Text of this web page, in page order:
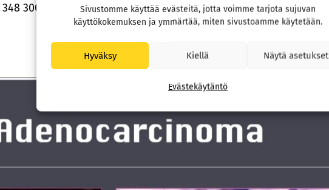
Sivustomme käyttää evästeitä, jotta voimme tarjota sujuvan
käyttökokemuksen ja ymmärtää, miten sivustoamme käytetään.
Hyväksy Kiellä Näytä asetukset
Evästekäytäntö
3000 ).